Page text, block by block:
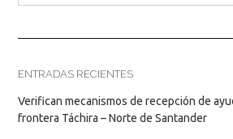
ENTRADAS RECIENTES
Verifican mecanismos de recepción de
frontera Táchira – Norte de Santander